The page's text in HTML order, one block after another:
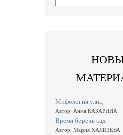
Мифология улиц
Автор: Анна КАЗАРИНА
Время беречь сад
Автор: Мария ХАЛИЗЕВА